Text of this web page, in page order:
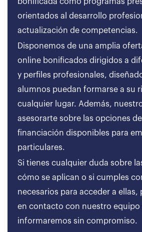
orientados al desarrollo
actualización de competencias.
Disponemos de una amplia
online bonificados dirigidos a
y perfiles profesionales,
alumnos puedan formarse a su
cualquier lugar. Además,
asesorarte sobre las opciones
financiación disponibles para
particulares.
Si tienes cualquier duda sobre
cómo se aplican o si cumples
necesarios para acceder a ellas,
en contacto con nuestro equipo
informaremos sin compromiso.